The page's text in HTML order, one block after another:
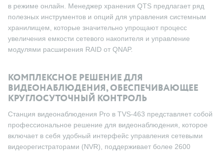
в режиме онлайн. Менеджер хранения QTS предлагает ряд
полезных инструментов и опций для управления системным
хранилищем, которые значительно упрощают процесс
увеличения емкости сетевого накопителя и управление
модулями расширения RAID от QNAP.
КОМПЛЕКСНОЕ РЕШЕНИЕ ДЛЯ
ВИДЕОНАБЛЮДЕНИЯ, ОБЕСПЕЧИВАЮЩЕЕ
КРУГЛОСУТОЧНЫЙ КОНТРОЛЬ
Станция видеонаблюдения Pro в TVS-463 представляет собой
профессиональное решение для видеонаблюдения, которое
включает в себя удобный интерфейс управления сетевыми
видеорегистраторами (NVR), поддерживает более 2600